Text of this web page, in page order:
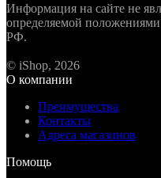
Информация на сайте не
определяемой положениями
РФ.
© iShop, 2026
О компании
Преимущества
Контакты
Адреса магазинов
Помощь